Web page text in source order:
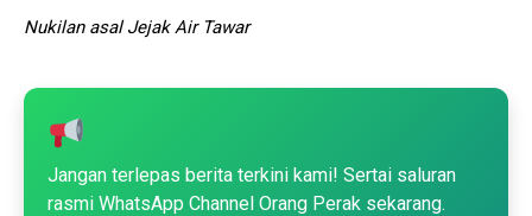
Nukilan asal Jejak Air Tawar
Jangan terlepas berita terkini kami! Sertai saluran
rasmi WhatsApp Channel Orang Perak sekarang.